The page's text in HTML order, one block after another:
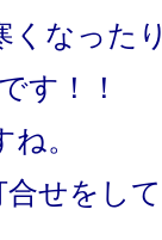
くなった
す！！
。
せをし